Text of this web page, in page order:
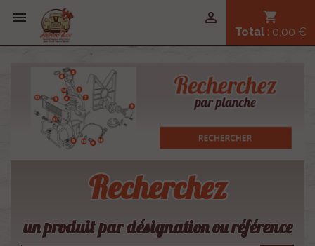
 shopping_cart
Total : 0,00 €

Recherchez
un produit par désignation ou référence